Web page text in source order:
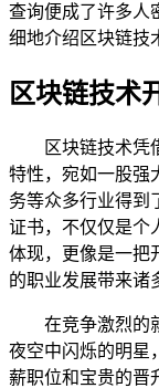
查询便成了许多人
细地介绍区块链技
区块链技术
区块链技术凭
特性，宛如一股强
务等众多行业得到
证书，不仅仅是个
体现，更像是一把
的职业发展带来诸
在竞争激烈的
夜空中闪烁的明星
薪职位和宝贵的晋